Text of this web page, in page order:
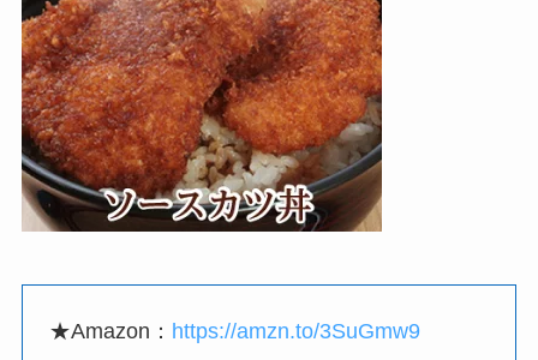
★Amazon： https://amzn.to/3SuGmw9